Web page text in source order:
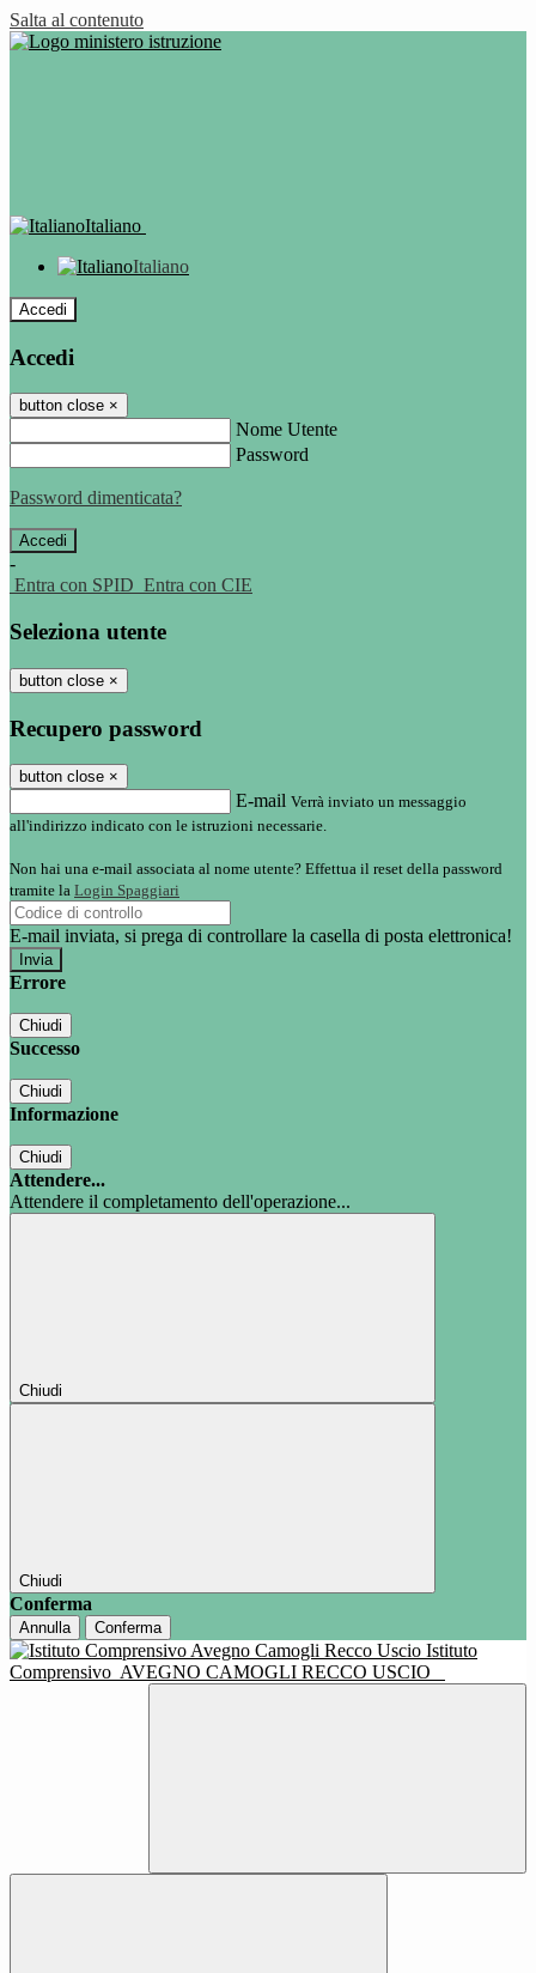
Salta al contenuto
Italiano
Italiano
Accedi
Accedi
button close ×
Nome Utente
Password
Password dimenticata?
-
Entra con SPID Entra con CIE
Seleziona utente
button close ×
Recupero password
button close ×
E-mail Verrà inviato un messaggio
all'indirizzo indicato con le istruzioni necessarie.
Non hai una e-mail associata al nome utente? Effettua il reset della password
tramite la Login Spaggiari
E-mail inviata, si prega di controllare la casella di posta elettronica!
Errore
Chiudi
Successo
Chiudi
Informazione
Chiudi
Attendere...
Attendere il completamento dell'operazione...
Chiudi
Chiudi
Conferma
Annulla Conferma
Istituto
Comprensivo AVEGNO CAMOGLI RECCO USCIO